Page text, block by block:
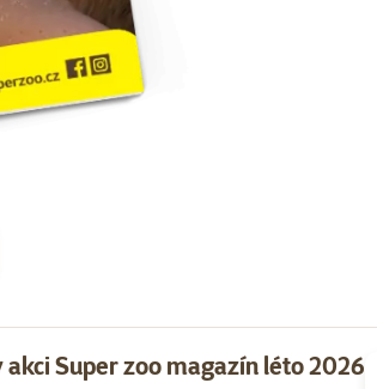
Super zoo magazín léto 2026